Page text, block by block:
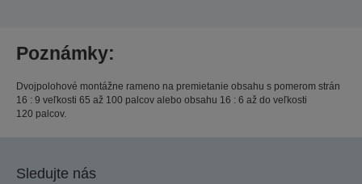
Poznámky:
Dvojpolohové montážne rameno na premietanie obsahu s pomerom strán
16 : 9 veľkosti 65 až 100 palcov alebo obsahu 16 : 6 až do veľkosti
120 palcov.
Sledujte nás